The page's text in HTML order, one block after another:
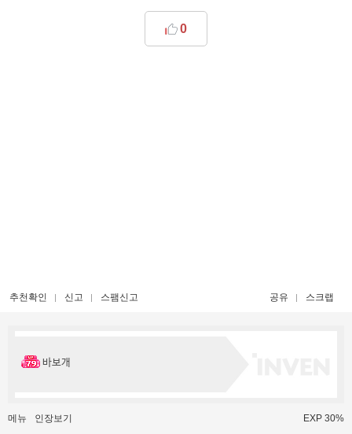
0
추천확인 신고 스팸신고 공유 스크랩
바보개
메뉴 인장보기 EXP 30%